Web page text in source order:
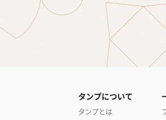
タンプについて
タンプとは